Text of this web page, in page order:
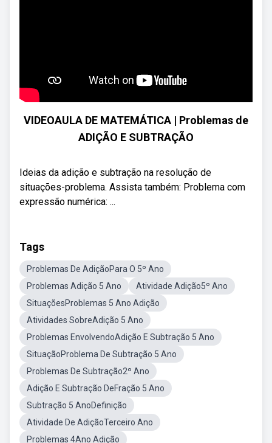
VIDEOAULA DE MATEMÁTICA | Problemas de
ADIÇÃO E SUBTRAÇÃO
Ideias da adição e subtração na resolução de
situações-problema. Assista também: Problema com
expressão numérica: ...
Tags
Problemas De AdiçãoPara O 5º Ano
Problemas Adição 5 Ano
Atividade Adição5º Ano
SituaçõesProblemas 5 Ano Adição
Atividades SobreAdição 5 Ano
Problemas EnvolvendoAdição E Subtração 5 Ano
SituaçãoProblema De Subtração 5 Ano
Problemas De Subtração2º Ano
Adição E Subtração DeFração 5 Ano
Subtração 5 AnoDefinição
Atividade De AdiçãoTerceiro Ano
Problemas 4Ano Adição